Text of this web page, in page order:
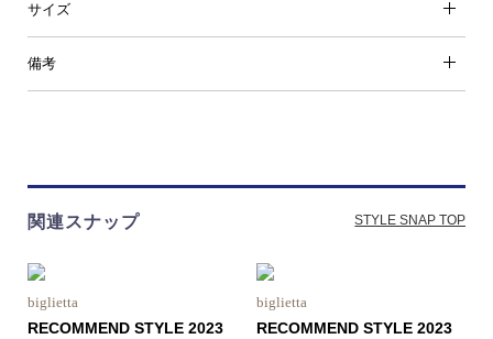
サイズ
備考
関連スナップ STYLE SNAP TOP
biglietta
RECOMMEND STYLE 2023
biglietta
RECOMMEND STYLE 2023